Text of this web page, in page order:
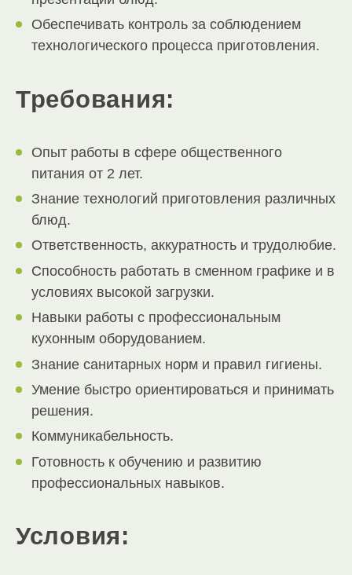
Обеспечивать контроль за соблюдением
технологического процесса приготовления.
Требования:
Опыт работы в сфере общественного
питания от 2 лет.
Знание технологий приготовления различных
блюд.
Ответственность, аккуратность и трудолюбие.
Способность работать в сменном графике и в
условиях высокой загрузки.
Навыки работы с профессиональным
кухонным оборудованием.
Знание санитарных норм и правил гигиены.
Умение быстро ориентироваться и принимать
решения.
Коммуникабельность.
Готовность к обучению и развитию
профессиональных навыков.
Условия: